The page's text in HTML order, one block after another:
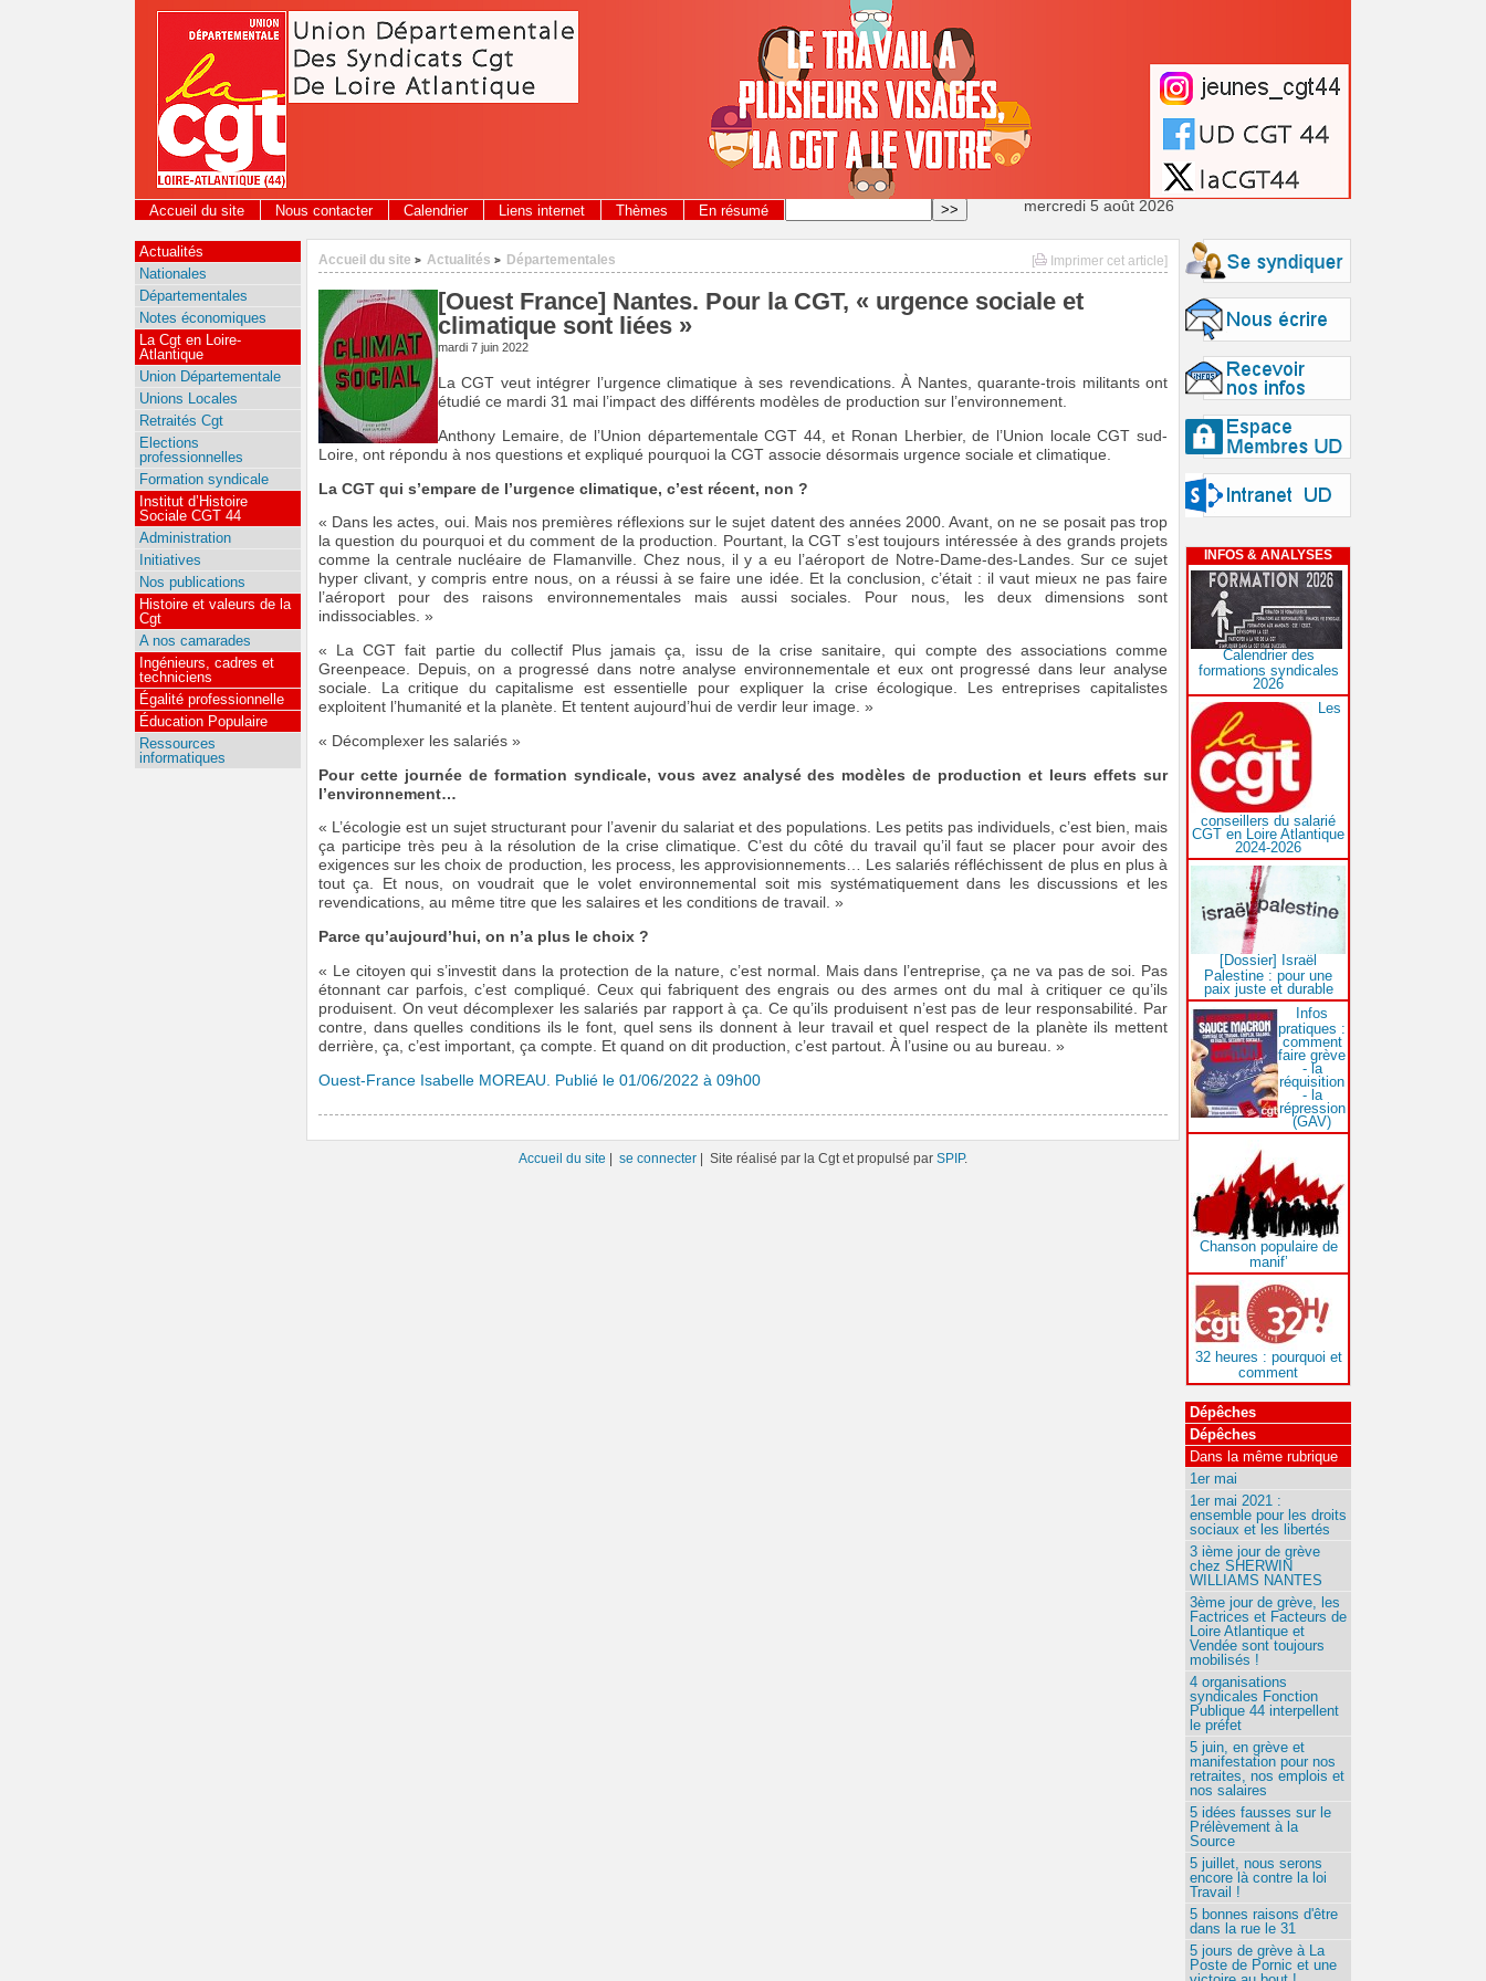
Panneau de gestion des cookies
Accueil du site Nous contacter Calendrier Liens internet Thèmes En résumé mercredi 5 août 2026
[ Imprimer cet article]
Accueil du site > Actualités > Départementales
[Ouest France] Nantes. Pour la CGT, « urgence sociale et
climatique sont liées »
mardi 7 juin 2022
La CGT veut intégrer l’urgence climatique à ses revendications. À Nantes, quarante-trois militants ont
étudié ce mardi 31 mai l’impact des différents modèles de production sur l’environnement.
Anthony Lemaire, de l’Union départementale CGT 44, et Ronan Lherbier, de l’Union locale CGT sud-
Loire, ont répondu à nos questions et expliqué pourquoi la CGT associe désormais urgence sociale et climatique.
La CGT qui s’empare de l’urgence climatique, c’est récent, non ?
« Dans les actes, oui. Mais nos premières réflexions sur le sujet datent des années 2000. Avant, on ne se posait pas trop
la question du pourquoi et du comment de la production. Pourtant, la CGT s’est toujours intéressée à des grands projets
comme la centrale nucléaire de Flamanville. Chez nous, il y a eu l’aéroport de Notre-Dame-des-Landes. Sur ce sujet
hyper clivant, y compris entre nous, on a réussi à se faire une idée. Et la conclusion, c’était : il vaut mieux ne pas faire
l’aéroport pour des raisons environnementales mais aussi sociales. Pour nous, les deux dimensions sont
indissociables. »
« La CGT fait partie du collectif Plus jamais ça, issu de la crise sanitaire, qui compte des associations comme
Greenpeace. Depuis, on a progressé dans notre analyse environnementale et eux ont progressé dans leur analyse
sociale. La critique du capitalisme est essentielle pour expliquer la crise écologique. Les entreprises capitalistes
exploitent l’humanité et la planète. Et tentent aujourd’hui de verdir leur image. »
« Décomplexer les salariés »
Pour cette journée de formation syndicale, vous avez analysé des modèles de production et leurs effets sur
l’environnement…
« L’écologie est un sujet structurant pour l’avenir du salariat et des populations. Les petits pas individuels, c’est bien, mais
ça participe très peu à la résolution de la crise climatique. C’est du côté du travail qu’il faut se placer pour avoir des
exigences sur les choix de production, les process, les approvisionnements… Les salariés réfléchissent de plus en plus à
tout ça. Et nous, on voudrait que le volet environnemental soit mis systématiquement dans les discussions et les
revendications, au même titre que les salaires et les conditions de travail. »
Parce qu’aujourd’hui, on n’a plus le choix ?
« Le citoyen qui s’investit dans la protection de la nature, c’est normal. Mais dans l’entreprise, ça ne va pas de soi. Pas
étonnant car parfois, c’est compliqué. Ceux qui fabriquent des engrais ou des armes ont du mal à critiquer ce qu’ils
produisent. On veut décomplexer les salariés par rapport à ça. Ce qu’ils produisent n’est pas de leur responsabilité. Par
contre, dans quelles conditions ils le font, quel sens ils donnent à leur travail et quel respect de la planète ils mettent
derrière, ça, c’est important, ça compte. Et quand on dit production, c’est partout. À l’usine ou au bureau. »
Ouest-France Isabelle MOREAU. Publié le 01/06/2022 à 09h00
INFOS & ANALYSES
Calendrier des
formations syndicales
2026
Les
conseillers du salarié
CGT en Loire Atlantique
2024-2026
[Dossier] Israël
Palestine : pour une
paix juste et durable
Infos
pratiques :
comment
faire grève
- la
réquisition
- la
répression
(GAV)
Chanson populaire de
manif’
32 heures : pourquoi et
comment
Dépêches
Dépêches
Dans la même rubrique
1er mai
1er mai 2021 :
ensemble pour les droits
sociaux et les libertés
3 ième jour de grève
chez SHERWIN
WILLIAMS NANTES
3ème jour de grève, les
Factrices et Facteurs de
Loire Atlantique et
Vendée sont toujours
mobilisés !
4 organisations
syndicales Fonction
Publique 44 interpellent
le préfet
5 juin, en grève et
manifestation pour nos
retraites, nos emplois et
nos salaires
5 idées fausses sur le
Prélèvement à la
Source
5 juillet, nous serons
encore là contre la loi
Travail !
5 bonnes raisons d'être
dans la rue le 31
5 jours de grève à La
Poste de Pornic et une
Actualités
Nationales
Départementales
Notes économiques
La Cgt en Loire-
Atlantique
Union Départementale
Unions Locales
Retraités Cgt
Elections
professionnelles
Formation syndicale
Institut d’Histoire
Sociale CGT 44
Administration
Initiatives
Nos publications
Histoire et valeurs de la
Cgt
A nos camarades
Ingénieurs, cadres et
techniciens
Égalité professionnelle
Éducation Populaire
Ressources
informatiques
Accueil du site se connecter | Site réalisé par la Cgt et propulsé par SPIP.